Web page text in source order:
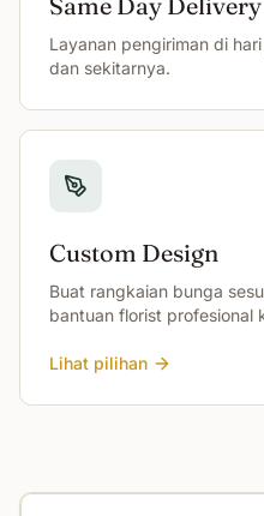
Layanan pengiriman di
dan sekitarnya.
Custom Design
Buat rangkaian bunga
bantuan florist profesional
Lihat pilihan